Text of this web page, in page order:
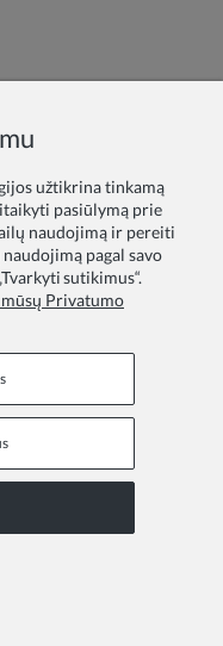
puosnios
mergaitems,
užtikrina tinkamą
pasiūlymą prie
naudojimą ir pereiti
pagal savo
sutikimus“.
Privatumo